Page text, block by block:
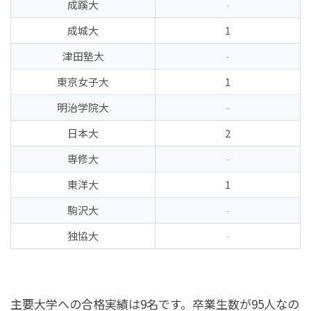
成蹊大
-
成城大
1
津田塾大
-
東京女子大
1
明治学院大
-
日本大
2
専修大
-
東洋大
1
駒沢大
-
独協大
-
主要大学への合格実績は9名です。卒業生数が95人なの